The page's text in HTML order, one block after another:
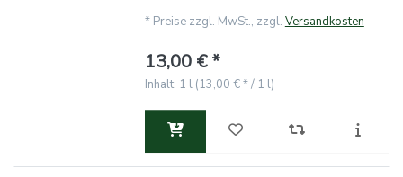
* Preise zzgl. MwSt., zzgl. Versandkosten
13,00 € *
Inhalt: 1 l (13,00 € * / 1 l)